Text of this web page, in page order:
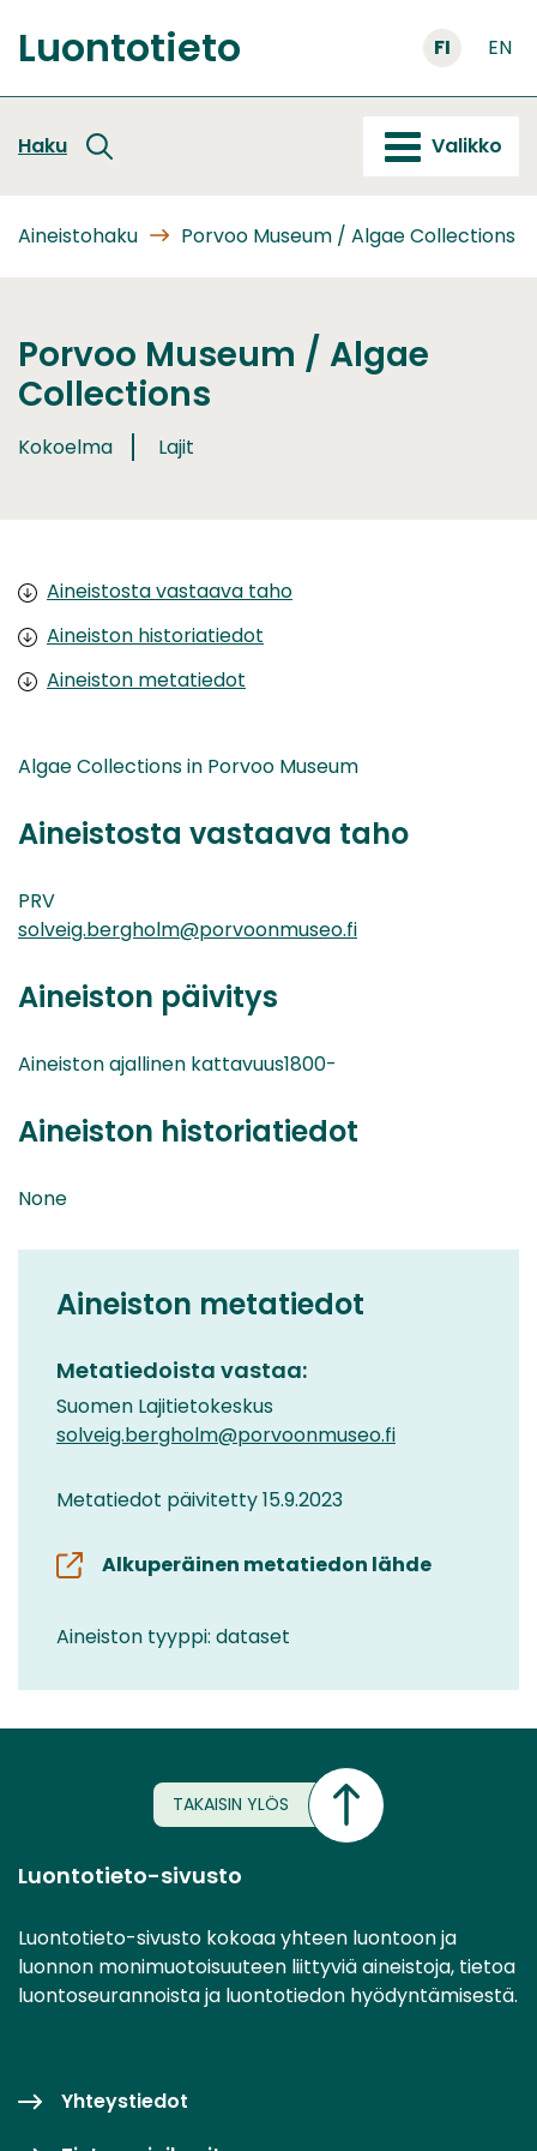
sisältöön
Etusivu
Luontotieto FI EN
Haku Valikko
Aineistohaku Porvoo Museum / Algae Collections
Porvoo Museum / Algae
Collections
Kokoelma Lajit
Aineistosta vastaava taho
Aineiston historiatiedot
Aineiston metatiedot
Algae Collections in Porvoo Museum
Aineistosta vastaava taho
PRV
solveig.bergholm@porvoonmuseo.fi
Aineiston päivitys
Aineiston ajallinen kattavuus1800-
Aineiston historiatiedot
None
Aineiston metatiedot
Metatiedoista vastaa:
Suomen Lajitietokeskus
solveig.bergholm@porvoonmuseo.fi
Metatiedot päivitetty 15.9.2023
Alkuperäinen metatiedon lähde
Aineiston tyyppi: dataset
TAKAISIN YLÖS
Luontotieto-sivusto
Luontotieto-sivusto kokoaa yhteen luontoon ja
luonnon monimuotoisuuteen liittyviä aineistoja, tietoa
luontoseurannoista ja luontotiedon hyödyntämisestä.
Yhteystiedot